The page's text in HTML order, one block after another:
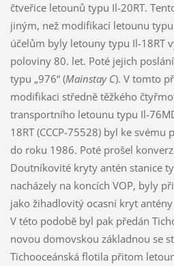
čtveřice letounů typu Il-20RT.
jiným, než modifikací letounu
účelům byly letouny typu Il-18RT
poloviny 80. let. Poté jejich
typu „976“ (Mainstay C). V tomto
modifikaci středně těžkého
transportního letounu typu Il-
18RT (CCCP-75528) byl ke
do roku 1986. Poté prošel
Doutníkovité kryty antén stanice
nacházely na koncích VOP, byly
jako žihadlovitý ocasní kryt
V této podobě byl pak předán
novou domovskou základnou se
Tichooceánská flotila přitom